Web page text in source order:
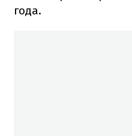
года.